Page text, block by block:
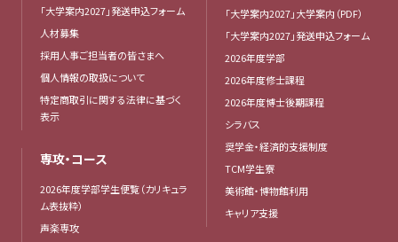
「大学案内2027」発送申込フォーム
人材募集
採用人事ご担当者の皆さまへ
個人情報の取扱について
特定商取引に関する法律に基づく
表示
専攻・コース
2026年度学部学生便覧（カリキュラ
ム表抜粋）
声楽専攻
「大学案内2027」大学案内（PDF）
「大学案内2027」発送申込フォーム
2026年度学部
2026年度修士課程
2026年度博士後期課程
シラバス
奨学金・経済的支援制度
TCM学生寮
美術館・博物館利用
キャリア支援